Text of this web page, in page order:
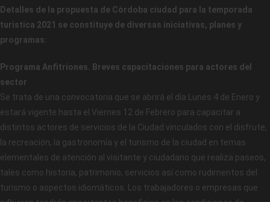
Detalles de la propuesta de Còrdoba ciudad para la temporada
turìstica 2021 se constituye de diversas iniciativas, planes y
programas:
Programa Anfitriones. Breves capacitaciones para actores del
sector
Se trata de una convocatoria que se abrirá el día Lunes 4 de Enero y
estará vigente hasta el Viernes 12 de Febrero para capacitar a
distintos actores de servicios de la Ciudad vinculados con el disfrute,
la recreación, la gastronomía y el turismo de la ciudad en temas
elementales de atención al visitante y ciudadano que realiza paseos,
tales como historia, patrimonio, servicios así como rudimentos del
turismo o aspectos idiomáticos. Los trabajadores o empresas que